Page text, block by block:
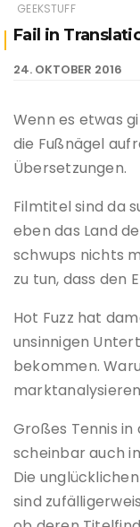
GEEKSTUFF
Fail in
24. OKTOBER 2016
Wenn es etwas
die Fußnägel
Übersetzungen.
Filmtitel sind da
eben das Land
schwups nichts
zu tun, dass den
Hot Fuzz hat
unsinnigen
bekommen.
Großes Tennis
scheinbar auch
Die
sind